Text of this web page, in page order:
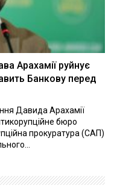
Арахамії руйнує
Банкову перед
Давида Арахамії
бюро
прокуратура (САП)